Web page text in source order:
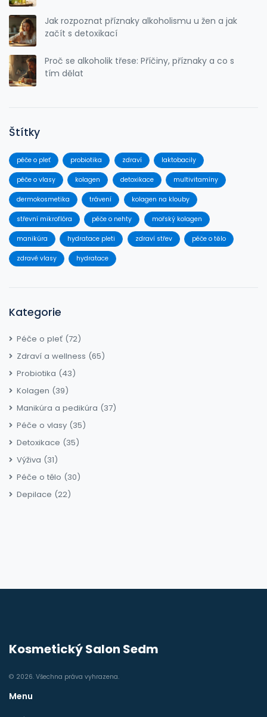
Jak rozpoznat příznaky alkoholismu u žen a jak
začít s detoxikací
Proč se alkoholik třese: Příčiny, příznaky a co s
tím dělat
Štítky
péče o pleť probiotika zdraví laktobacily
péče o vlasy kolagen detoxikace multivitamíny
dermokosmetika trávení kolagen na klouby
střevní mikroflóra péče o nehty mořský kolagen
manikúra hydratace pleti zdraví střev péče o tělo
zdravé vlasy hydratace
Kategorie
Péče o pleť (72)
Zdraví a wellness (65)
Probiotika (43)
Kolagen (39)
Manikúra a pedikúra (37)
Péče o vlasy (35)
Detoxikace (35)
Výživa (31)
Péče o tělo (30)
Depilace (22)
Kosmetický Salon Sedm
© 2026. Všechna práva vyhrazena.
Menu